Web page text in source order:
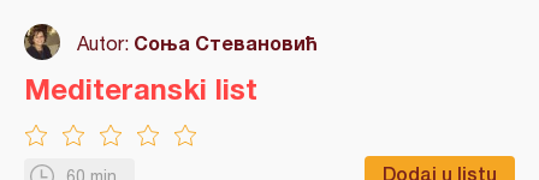
Autor: Соња Стевановић
Dodaj u listu
Mediteranski list